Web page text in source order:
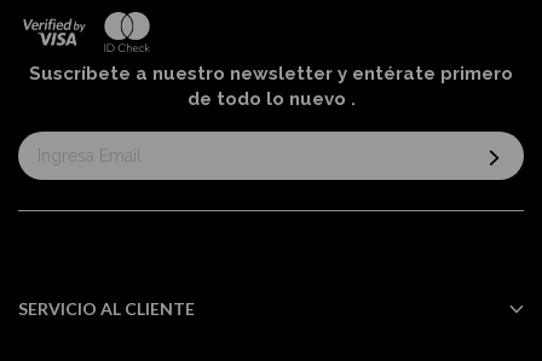
Suscríbete a nuestro newsletter y entérate primero
de todo lo nuevo .
Suscríbase
al
informativo:
SERVICIO AL CLIENTE